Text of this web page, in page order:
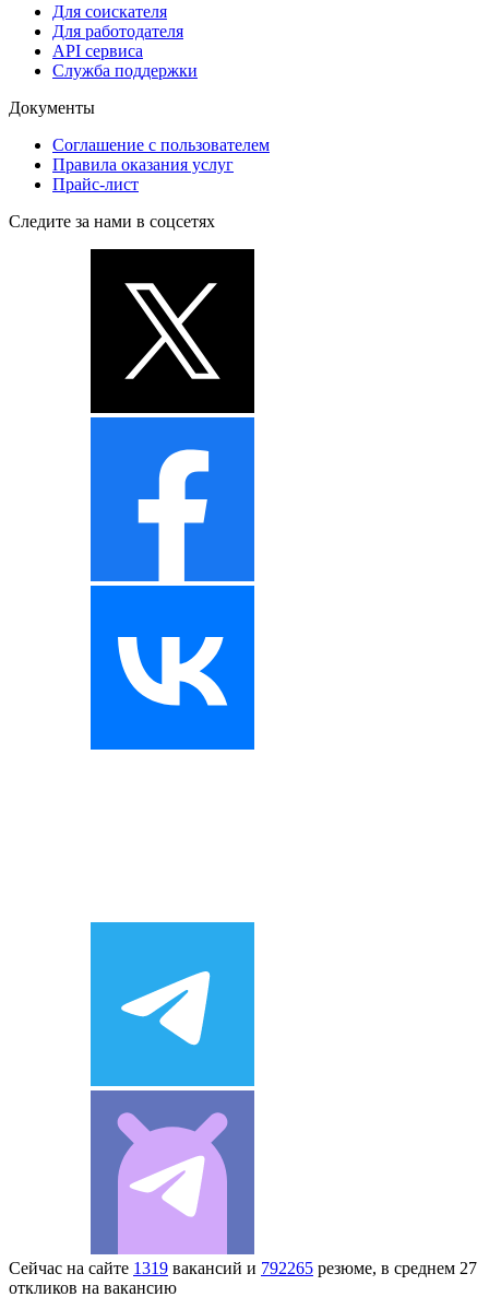
Для соискателя
Для работодателя
API сервиса
Служба поддержки
Документы
Соглашение с пользователем
Правила оказания услуг
Прайс-лист
Следите за нами в соцсетях
Сейчас на сайте 1319 вакансий и 792265 резюме, в среднем 27
откликов на вакансию